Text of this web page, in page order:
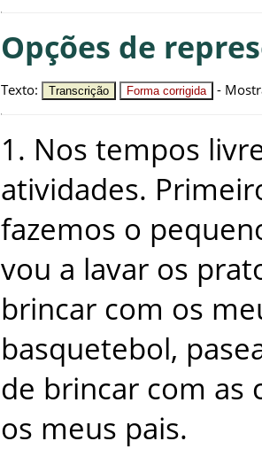
Opções de
Texto: Transcrição Forma corrigida -
1 . Nos tempos
atividades.
fazemos o
vou a lavar os
brincar com os
basquetebol,
de brincar com as
os meus pais.